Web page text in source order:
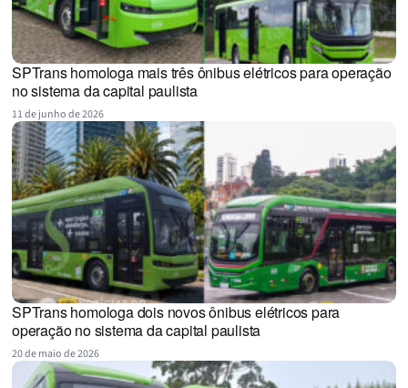
SPTrans homologa mais três ônibus elétricos para operação
no sistema da capital paulista
11 de junho de 2026
SPTrans homologa dois novos ônibus elétricos para
operação no sistema da capital paulista
20 de maio de 2026